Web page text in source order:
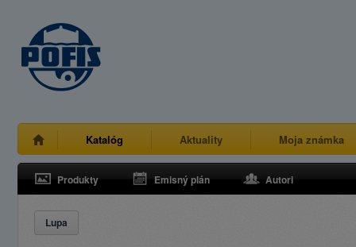
Katalóg Aktuality Moja známka
Produkty Emisný plán Autori
Lupa